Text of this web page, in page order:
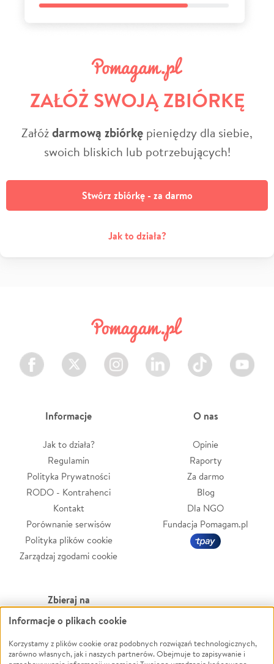
ZAŁÓŻ SWOJĄ ZBIÓRKĘ
Załóżdarmową zbiórkę pieniędzy dla siebie,
swoich bliskich lub potrzebujących!
Stwórz zbiórkę - za darmo
Jak to działa?
Facebook Twitter Instagram LinkedIn TikTok Youtube
Informacje
Jak to działa?
Regulamin
Polityka Prywatności
RODO - Kontrahenci
Kontakt
Porównanie serwisów
Polityka plików cookie
Zarządzaj zgodami cookie
O nas
Opinie
Raporty
Za darmo
Blog
Dla NGO
Fundacja Pomagam.pl
Zbieraj na
Leczenie
Zwierzęta
Pożar
Powódź
Wichura
Informacje o plikach cookie
Korzystamy z plików cookie oraz podobnych rozwiązań technologicznych,
zarówno własnych, jak i naszych partnerów. Obejmuje to zapisywanie i